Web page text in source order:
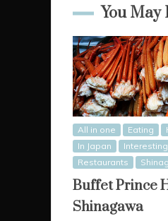
You May
All in one Eating
In Japan
Restaurants
Buffet Prince
Shinagawa